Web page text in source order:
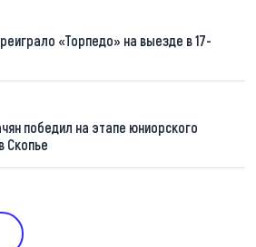
«Торпедо» на выезде в 17-
победил на этапе юниорского
Скопье